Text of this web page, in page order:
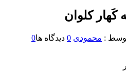
کَهار کلوان
: محمودی 0 دیدگاه ها0